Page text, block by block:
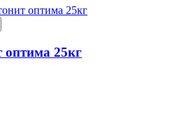
оптима 25кг